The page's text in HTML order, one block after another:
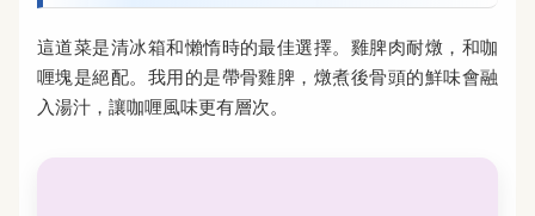
這道菜是清冰箱和懶惰時的最佳選擇。雞脾肉耐燉，和咖
喱塊是絕配。我用的是帶骨雞脾，燉煮後骨頭的鮮味會融
入湯汁，讓咖喱風味更有層次。